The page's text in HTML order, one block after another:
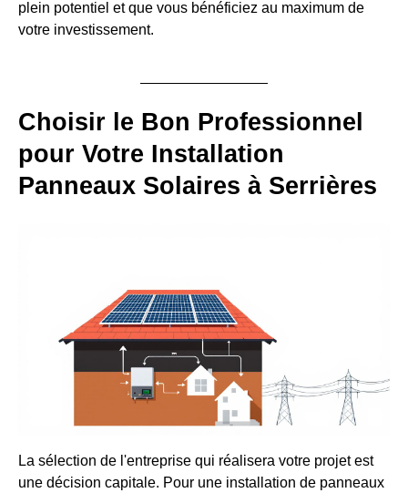
plein potentiel et que vous bénéficiez au maximum de
votre investissement.
Choisir le Bon Professionnel
pour Votre Installation
Panneaux Solaires à Serrières
La sélection de l'entreprise qui réalisera votre projet est
une décision capitale. Pour une installation de panneaux